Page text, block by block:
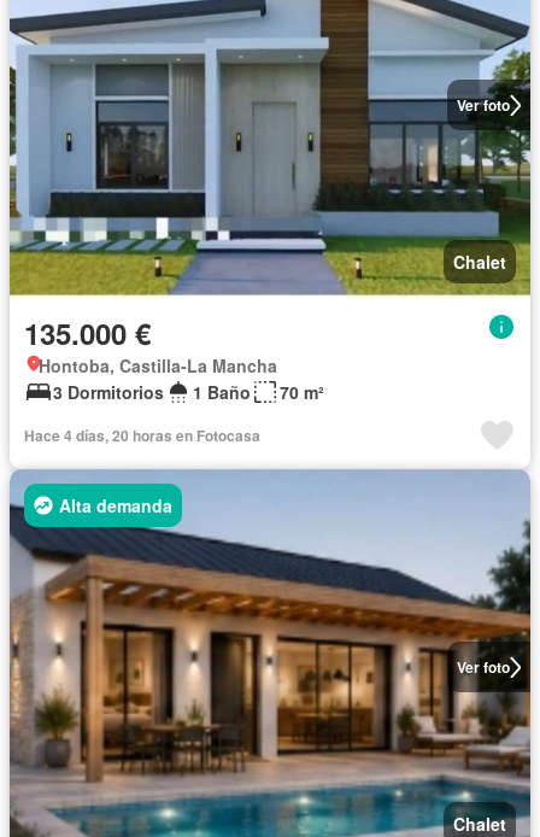
Ver foto
Chalet
135.000 €
Hontoba, Castilla-La Mancha
3 Dormitorios
1 Baño 70 m²
Hace 4 días, 20 horas en Fotocasa
Ver foto
Alta demanda
Chalet